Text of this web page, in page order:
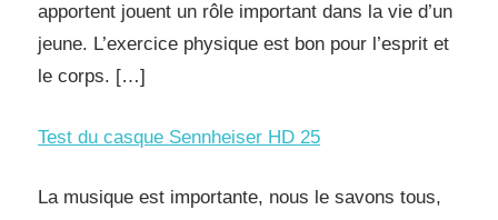
apportent jouent un rôle important dans la vie d’un
jeune. L’exercice physique est bon pour l’esprit et
le corps. […]
Test du casque Sennheiser HD 25
La musique est importante, nous le savons tous,